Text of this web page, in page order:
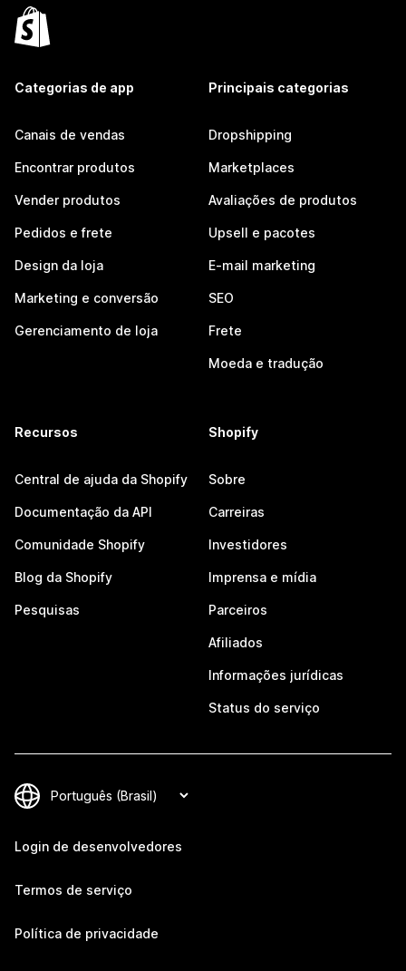
Categorias de app
Canais de vendas
Encontrar produtos
Vender produtos
Pedidos e frete
Design da loja
Marketing e conversão
Gerenciamento de loja
Principais categorias
Dropshipping
Marketplaces
Avaliações de produtos
Upsell e pacotes
E-mail marketing
SEO
Frete
Moeda e tradução
Recursos
Central de ajuda da Shopify
Documentação da API
Comunidade Shopify
Blog da Shopify
Pesquisas
Shopify
Sobre
Carreiras
Investidores
Imprensa e mídia
Parceiros
Afiliados
Informações jurídicas
Status do serviço
Login de desenvolvedores
Termos de serviço
Política de privacidade